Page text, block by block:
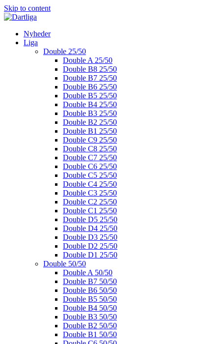
Skip to content
Nyheder
Liga
Double 25/50
Double A 25/50
Double B8 25/50
Double B7 25/50
Double B6 25/50
Double B5 25/50
Double B4 25/50
Double B3 25/50
Double B2 25/50
Double B1 25/50
Double C9 25/50
Double C8 25/50
Double C7 25/50
Double C6 25/50
Double C5 25/50
Double C4 25/50
Double C3 25/50
Double C2 25/50
Double C1 25/50
Double D5 25/50
Double D4 25/50
Double D3 25/50
Double D2 25/50
Double D1 25/50
Double 50/50
Double A 50/50
Double B7 50/50
Double B6 50/50
Double B5 50/50
Double B4 50/50
Double B3 50/50
Double B2 50/50
Double B1 50/50